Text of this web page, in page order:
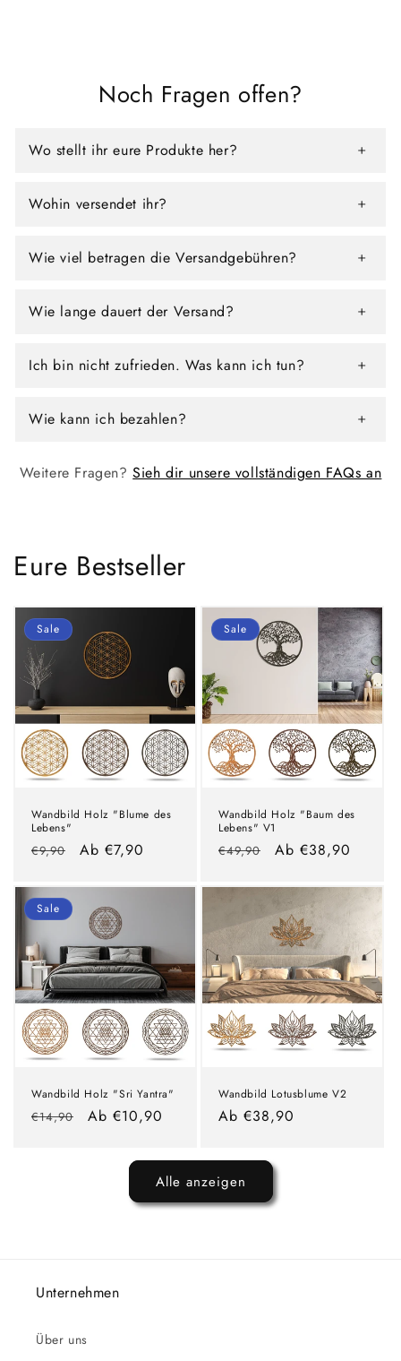
Noch Fragen offen?
Wo stellt ihr eure Produkte her?
Wohin versendet ihr?
Wie viel betragen die Versandgebühren?
Wie lange dauert der Versand?
Ich bin nicht zufrieden. Was kann ich tun?
Wie kann ich bezahlen?
Weitere Fragen?Sieh dir unsere vollständigen FAQs an
Eure Bestseller
Sale
Wandbild Holz "Blume des
Lebens"
Normaler
€9,90 Verkaufspreis
Ab €7,90
Sale
Wandbild Holz "Baum des
Lebens" V1
Normaler
€49,90 Verkaufspreis
Ab €38,90
Sale
Wandbild Holz "Sri Yantra"
Normaler
€14,90 Verkaufspreis
Ab €10,90
Wandbild Lotusblume V2
Normaler
Ab €38,90
Alle anzeigen
Unternehmen
Über uns